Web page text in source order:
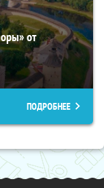
от
ПОДРОБНЕЕ